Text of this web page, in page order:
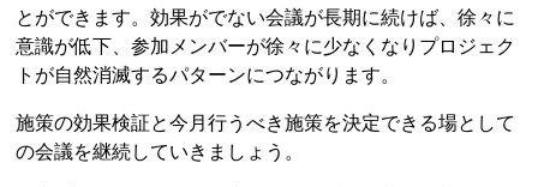
とができます。効果がでない会議が長期に続けば、徐々に
意識が低下、参加メンバーが徐々に少なくなりプロジェク
トが自然消滅するパターンにつながります。
施策の効果検証と今月行うべき施策を決定できる場として
の会議を継続していきましょう。